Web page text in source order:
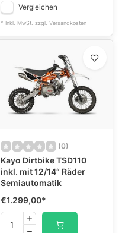
Vergleichen
* Inkl. MwSt. zzgl. Versandkosten
(0)
Kayo Dirtbike TSD110
inkl. mit 12/14“ Räder
Semiautomatik
€1.299,00*